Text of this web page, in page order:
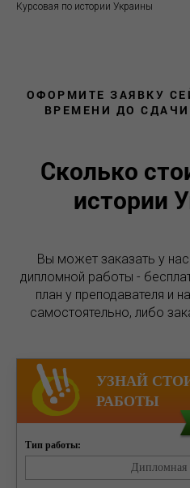
Курсовая по истории Украины
ОФОРМИТЕ ЗАЯВКУ
ВРЕМЕНИ ДО
Сколько
истории
Вы может заказать у
дипломной работы -
план у преподавателя и
самостоятельно, либо
УЗНАЙ
РАБОТЫ
Тип работы:
Дипломная